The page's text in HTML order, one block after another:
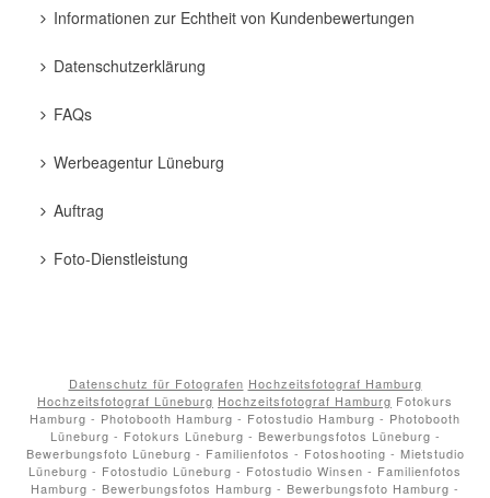
Informationen zur Echtheit von Kundenbewertungen
Datenschutzerklärung
FAQs
Werbeagentur Lüneburg
Auftrag
Foto-Dienstleistung
Datenschutz für Fotografen Hochzeitsfotograf Hamburg
Hochzeitsfotograf Lüneburg Hochzeitsfotograf Hamburg Fotokurs
Hamburg - Photobooth Hamburg - Fotostudio Hamburg - Photobooth
Lüneburg - Fotokurs Lüneburg - Bewerbungsfotos Lüneburg -
Bewerbungsfoto Lüneburg - Familienfotos - Fotoshooting - Mietstudio
Lüneburg - Fotostudio Lüneburg - Fotostudio Winsen - Familienfotos
Hamburg - Bewerbungsfotos Hamburg - Bewerbungsfoto Hamburg -